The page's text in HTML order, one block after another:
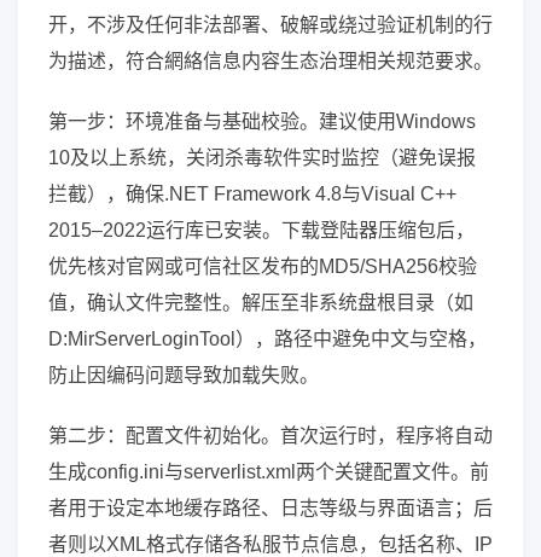
开，不涉及任何非法部署、破解或绕过验证机制的行
为描述，符合網絡信息内容生态治理相关规范要求。
第一步：环境准备与基础校验。建议使用Windows
10及以上系统，关闭杀毒软件实时监控（避免误报
拦截），确保.NET Framework 4.8与Visual C++
2015–2022运行库已安装。下载登陆器压缩包后，
优先核对官网或可信社区发布的MD5/SHA256校验
值，确认文件完整性。解压至非系统盘根目录（如
D:MirServerLoginTool），路径中避免中文与空格，
防止因编码问题导致加载失败。
第二步：配置文件初始化。首次运行时，程序将自动
生成config.ini与serverlist.xml两个关键配置文件。前
者用于设定本地缓存路径、日志等级与界面语言；后
者则以XML格式存储各私服节点信息，包括名称、IP